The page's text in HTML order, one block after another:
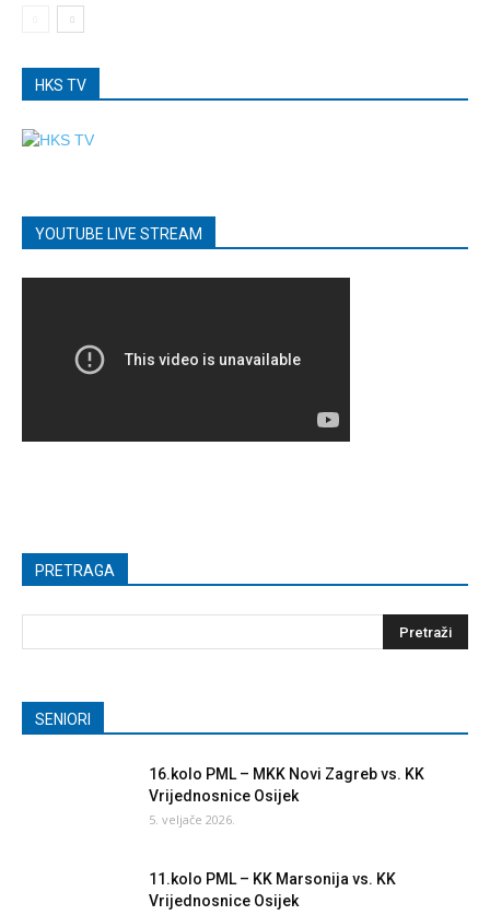
HKS TV
YOUTUBE LIVE STREAM
PRETRAGA
SENIORI
16.kolo PML – MKK Novi Zagreb vs. KK
Vrijednosnice Osijek
5. veljače 2026.
11.kolo PML – KK Marsonija vs. KK
Vrijednosnice Osijek